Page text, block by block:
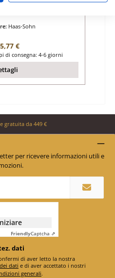
Haas-Sohn
normale:
€
di consegna: 4-6 giorni
gratuita da 449 €
per ricevere informazioni utili e
FriendlyCaptcha ⇗
dati
dati
generali.